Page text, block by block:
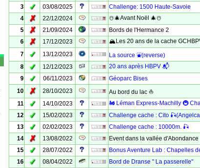
3
✓ 03/08/2025
Challenge: 1500 Haute-Savoie
4
✗ 22/12/2024
☃️🎄Avant Noël 🎄☃️
5
✗ 21/09/2024
Bords de l'Hermance 2
6
✗ 17/12/2023
🏔️Les 20 ans de la cache
7
✓ 13/12/2023
La source ⛲(reverse)
8
✓ 12/12/2023
20 ans après HBPV 📬
9
✓ 06/11/2023
Géoparc Bises
10
✗ 28/10/2023
Au bord du lac ⛵
11
✓ 14/10/2023
🚂 Léman Express-Machilly 🚇
12
✓ 15/02/2023
Challenge cache : Cito
13
✓ 02/02/2023
Challenge cache : 10000m. 🎣
14
✗ 13/08/2022
Event dans la vallée d'Abondance
15
✓ 28/07/2022
Bonus Aventure Lab : Chapelles
16
✓ 08/04/2022
Bord de Dranse " La passerelle"